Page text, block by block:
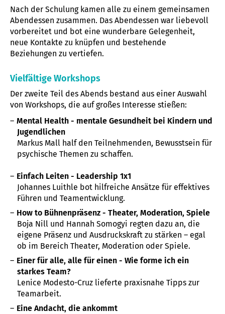
Nach der Schulung kamen alle zu einem gemeinsamen
Abendessen zusammen. Das Abendessen war liebevoll
vorbereitet und bot eine wunderbare Gelegenheit,
neue Kontakte zu knüpfen und bestehende
Beziehungen zu vertiefen.
Vielfältige Workshops
Der zweite Teil des Abends bestand aus einer Auswahl
von Workshops, die auf großes Interesse stießen:
Mental Health - mentale Gesundheit bei Kindern und
Jugendlichen
Markus Mall half den Teilnehmenden, Bewusstsein für
psychische Themen zu schaffen.
Einfach Leiten - Leadership 1x1
Johannes Luithle bot hilfreiche Ansätze für effektives
Führen und Teamentwicklung.
How to Bühnenpräsenz - Theater, Moderation, Spiele
Boja Nill und Hannah Somogyi regten dazu an, die
eigene Präsenz und Ausdruckskraft zu stärken – egal
ob im Bereich Theater, Moderation oder Spiele.
Einer für alle, alle für einen - Wie forme ich ein
starkes Team?
Lenice Modesto-Cruz lieferte praxisnahe Tipps zur
Teamarbeit.
Eine Andacht, die ankommt